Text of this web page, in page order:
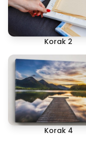
Korak 2
Korak 4